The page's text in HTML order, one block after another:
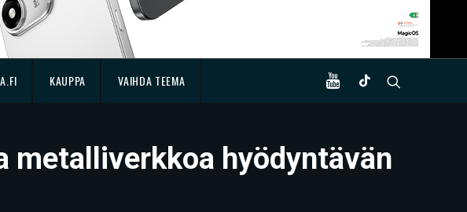
KAUPPA VAIHDA TEEMA
metalliverkkoa hyödyntävän